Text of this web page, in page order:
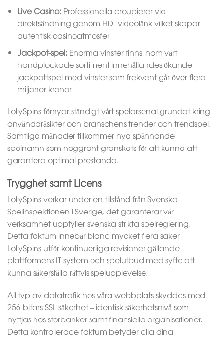
Live Casino:Professionella croupierer via
direktsändning genom HD- videolänk vilket skapar
autentisk casinoatmosfer
Jackpot-spel:Enorma vinster finns inom vårt
handplockade sortiment innehållandes ökande
jackpottspel med vinster som frekvent går över flera
miljoner kronor
LollySpins förnyar ständigt vårt spelarsenal grundat kring
användaråsikter och branschens trender och trendspel.
Samtliga månader tillkommer nya spännande
spelnamn som noggrant granskats för att kunna att
garantera optimal prestanda.
Trygghet samt Licens
LollySpins verkar under en tillstånd från Svenska
Spelinspektionen i Sverige, det garanterar vår
verksamhet uppfyller svenska strikta spelreglering.
Detta faktum innebär bland mycket flera saker
LollySpins utför kontinuerliga revisioner gällande
plattformens IT-system och spelutbud med syfte att
kunna säkerställa rättvis spelupplevelse.
All typ av datatrafik hos våra webbplats skyddas med
256-bitars SSL-säkerhet – identisk säkerhetsnivå som
nyttjas hos storbanker samt finansiella organisationer.
Detta kontrollerade faktum betyder alla dina